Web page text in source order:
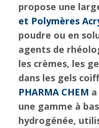
propose une
et Polymères
poudre ou en
agents de
les crèmes, les
dans les gels
PHARMA CHEM
une gamme à
hydrogénée,